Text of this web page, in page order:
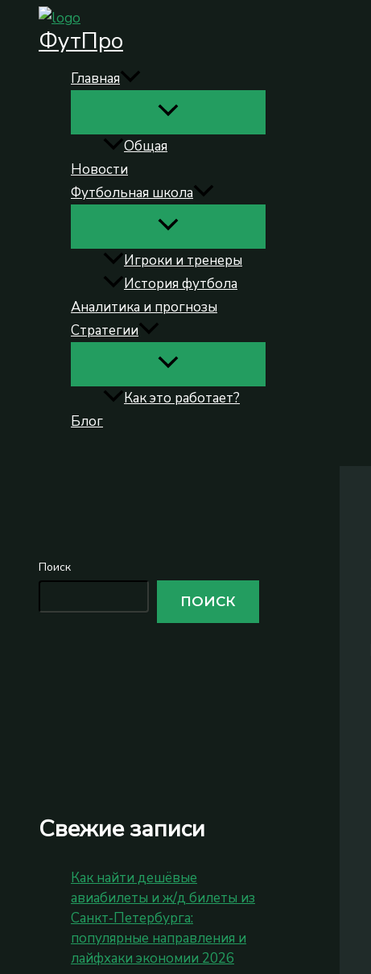
Перейти
ФутПро
Главная
Общая
Новости
Футбольная школа
Игроки и тренеры
История футбола
Аналитика и прогнозы
Стратегии
Как это работает?
Блог
Поиск
ПОИСК
Свежие записи
Как найти дешёвые
авиабилеты и ж/д билеты из
Санкт‑Петербурга:
популярные направления и
лайфхаки экономии 2026